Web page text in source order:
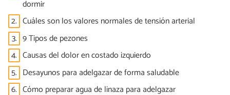
dormir
2. Cuáles son los valores normales de tensión arterial
3. 9 Tipos de pezones
4. Causas del dolor en costado izquierdo
5. Desayunos para adelgazar de forma saludable
6. Cómo preparar agua de linaza para adelgazar